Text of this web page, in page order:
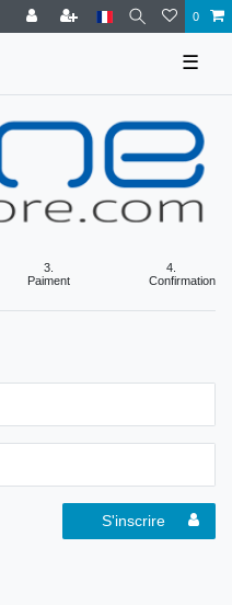
0
☰
3.
Paiment
4.
Confirmation
S'inscrire